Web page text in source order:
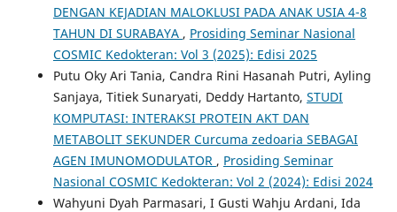
DENGAN KEJADIAN MALOKLUSI PADA ANAK USIA 4-8
TAHUN DI SURABAYA , Prosiding Seminar Nasional
COSMIC Kedokteran: Vol 3 (2025): Edisi 2025
Putu Oky Ari Tania, Candra Rini Hasanah Putri, Ayling
Sanjaya, Titiek Sunaryati, Deddy Hartanto, STUDI
KOMPUTASI: INTERAKSI PROTEIN AKT DAN
METABOLIT SEKUNDER Curcuma zedoaria SEBAGAI
AGEN IMUNOMODULATOR , Prosiding Seminar
Nasional COSMIC Kedokteran: Vol 2 (2024): Edisi 2024
Wahyuni Dyah Parmasari, I Gusti Wahju Ardani, Ida